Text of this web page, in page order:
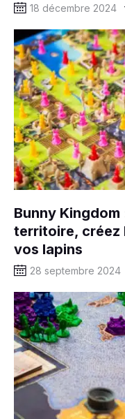
18 décembre 2024
Bunny
territoire, créez
vos lapins
28 septembre 2024